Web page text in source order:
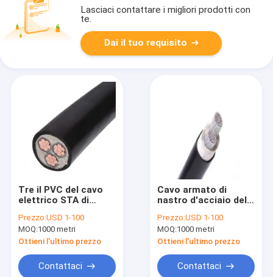
Lasciaci contattare i migliori prodotti con
te.
Dai il tuo requisito
Tre il PVC del cavo
elettrico STA di
centro NYBY ha
inguainato
Prezzo:USD 1-100
MOQ:1000 metri
Ottieni l'ultimo prezzo
Contattaci
Cavo armato di
nastro d'acciaio del
tensione del centro
di Al 2 di YJLV22
NA2XRY
Prezzo:USD 1-100
MOQ:1000 metri
Ottieni l'ultimo prezzo
Contattaci